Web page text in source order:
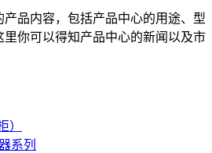
品内容，包括产品中心的用途、型
你可以得知产品中心的新闻以及市
）
系列